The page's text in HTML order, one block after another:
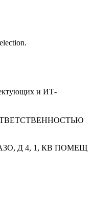
и ИТ-
Д 4, 1, КВ ПОМЕЩ